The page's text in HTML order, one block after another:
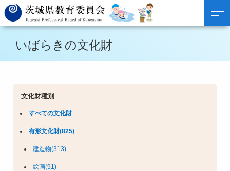
いばらきの文化財
文化財種別
すべての文化財
有形文化財(825)
建造物(313)
絵画(91)